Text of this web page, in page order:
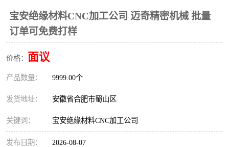
宝安绝缘材料CNC加工公司 迈奇精密机械 批量
订单可免费打样
价格： 面议
产品数量： 9999.00个
发货地址： 安徽省合肥市蜀山区
关键词： 宝安绝缘材料CNC加工公司
发布日期： 2026-08-07